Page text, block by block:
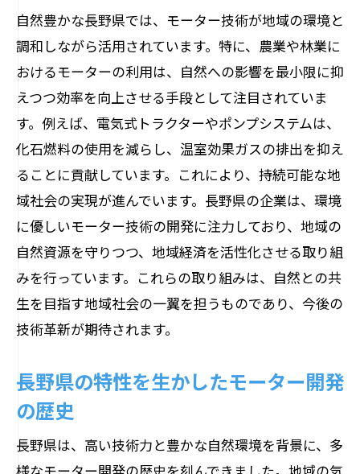
長野県での持続可能なモーター技術の実
践
長野県産業におけるモーターの多様な活用事
例
製造業におけるモーターの重要な役割
農業分野でのモーター技術の応用
観光産業に貢献するモーターの活用法
地元企業が推進するモーター技術革新
交通インフラにおけるモーターの利用事
例
地域産業の発展を支えるモーター使用例
エネルギー効率を上げるモーター技術の最前
最新の省エネモーター技術とは
電力消費削減に貢献するモーター技術
自然豊かな長野県では、モーター技術が地域の環境と
調和しながら活用されています。特に、農業や林業に
おけるモーターの利用は、自然への影響を最小限に抑
えつつ効率を向上させる手段として注目されていま
す。例えば、電気式トラクターやポンプシステムは、
化石燃料の使用を減らし、温室効果ガスの排出を抑え
ることに貢献しています。これにより、持続可能な地
域社会の実現が進んでいます。長野県の企業は、環境
に優しいモーター技術の開発に注力しており、地域の
自然資源を守りつつ、地域経済を活性化させる取り組
みを行っています。これらの取り組みは、自然との共
生を目指す地域社会の一翼を担うものであり、今後の
技術革新が期待されます。
長野県の特性を生かしたモーター開発
の歴史
長野県は、高い技術力と豊かな自然環境を背景に、多